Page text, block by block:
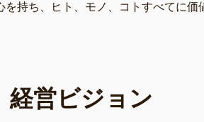
持ち、
ヒト、モノ、コトすべてに価
経営ビジョン